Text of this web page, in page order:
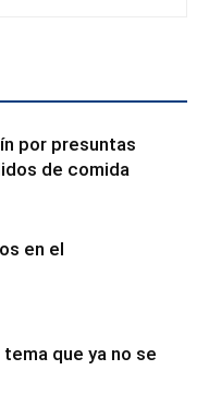
por presuntas
de comida
en el
que ya no se